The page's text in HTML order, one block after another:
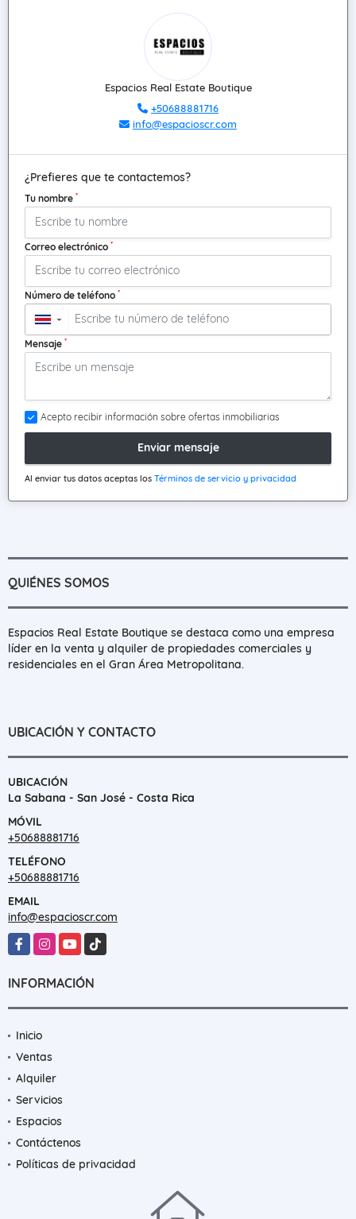
Espacios Real Estate Boutique
+50688881716
info@espacioscr.com
¿Prefieres que te contactemos?
Tu nombre *
Correo electrónico *
Número de teléfono *
▼
Mensaje *
Acepto recibir información sobre ofertas inmobiliarias
Enviar mensaje
Al enviar tus datos aceptas los Términos de servicio y privacidad
QUIÉNES SOMOS
Espacios Real Estate Boutique se destaca como una empresa
líder en la venta y alquiler de propiedades comerciales y
residenciales en el Gran Área Metropolitana.
UBICACIÓN Y CONTACTO
UBICACIÓN
La Sabana - San José - Costa Rica
MÓVIL
+50688881716
TELÉFONO
+50688881716
EMAIL
info@espacioscr.com
FacebookInstagramYouTubeTikTok
INFORMACIÓN
Inicio
Ventas
Alquiler
Servicios
Espacios
Contáctenos
Políticas de privacidad